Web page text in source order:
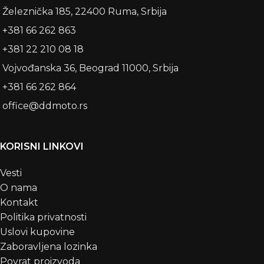
Železnička 185, 22400 Ruma, Srbija
+381 66 262 863
+381 22 210 08 18
Vojvođanska 36, Beograd 11000, Srbija
+381 66 262 864
office@ddmoto.rs
KORISNI LINKOVI
Vesti
O nama
Kontakt
Politika privatnosti
Uslovi kupovine
Zaboravljena lozinka
Povrat proizvoda